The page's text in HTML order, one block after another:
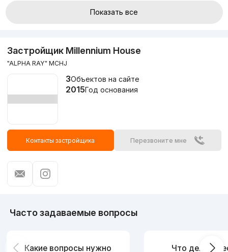
Показать все
Застройщик Millennium House
"ALPHA RAY" MCHJ
3Объектов на сайте
2015Год основания
Контакты застройщика Перезвоните мне
Часто задаваемые вопросы
Какие вопросы нужно
Что делать,